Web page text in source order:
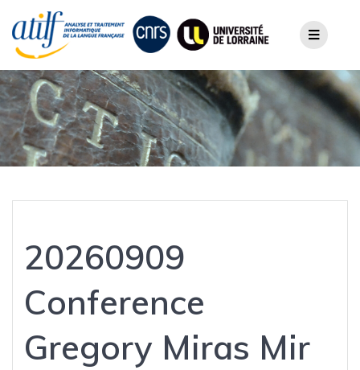
content
20260909
Conference
Gregory Miras Mir